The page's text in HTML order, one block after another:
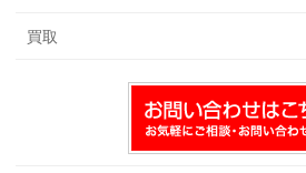
買取